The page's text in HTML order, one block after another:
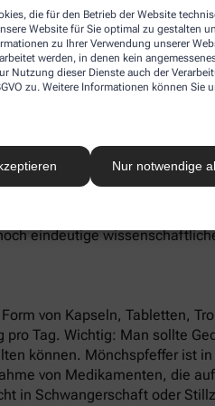
die für den Betrieb der Website
Website für Sie optimal zu gestalten
zu Ihrer Verwendung unserer
werden, in denen kein
Nutzung dieser Dienste auch der
zu. Weitere Informationen können Sie
Nur notwendige
und ist ein
Beim PMS treten
Werte des körpereigenen
Ausschüttung des Hormons.
Weil Zyklusstörungen
Schwangerschaft
eindeutige
von Kapseln, Tabletten,
Tag. Wichtig: Man sollte
können. Mönchspfeffer ist
von Medikamenten, die
in Schwangerschaft oder